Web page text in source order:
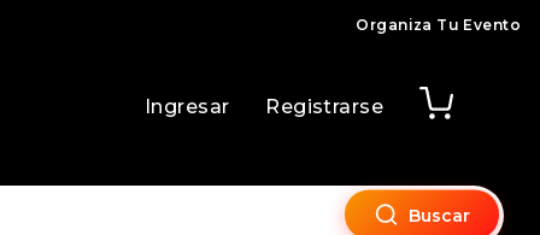
Organiza Tu Evento
Ingresar Registrarse
Buscar